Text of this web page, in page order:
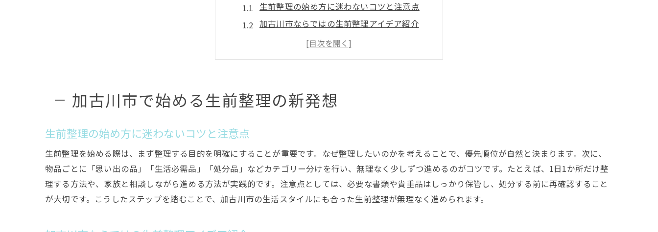
生前整理の始め方に迷わないコツと注意点
加古川市ならではの生前整理アイデア紹介
実践しやすい生前整理の工夫と取り組み方
生前整理の新しい発想を取り入れるメリット
生前整理の具体的ステップと加古川市の特徴
生前整理の基本ステップをわかりやすく解説
生前整理で大切なものの見極めポイント
専門家に相談しやすい生前整理の段取り
思い出を大切に残す生前整理の工夫
加古川市で始める生前整理の新発想
生前整理の始め方に迷わないコツと注意点
生前整理を始める際は、まず整理する目的を明確にすることが重要です。なぜ整理したいのかを考えることで、優先順位が自然と決まります。次に、
物品ごとに「思い出の品」「生活必需品」「処分品」などカテゴリー分けを行い、無理なく少しずつ進めるのがコツです。たとえば、1日1か所だけ整
理する方法や、家族と相談しながら進める方法が実践的です。注意点としては、必要な書類や貴重品はしっかり保管し、処分する前に再確認すること
が大切です。こうしたステップを踏むことで、加古川市の生活スタイルにも合った生前整理が無理なく進められます。